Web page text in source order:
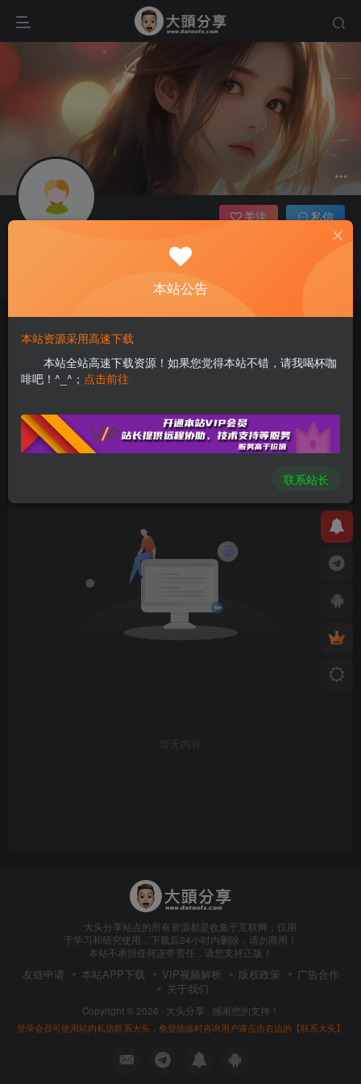
这家伙很懒，什么都没有写...
关注
私信
公告：本站服务器架设于境外，如您访问缓慢，请把本站加入您的科学上网节点，高速访问！
公告：本站独家封装BAND-IN-A-BOX 2026正式发布，会员可前往下载！
公告：本站资源需登录后下载。如果没有找到您需要的资源，请私信站长添加！
文章 0 收藏0 评论
发布 0 排序
暂无内容
大头分享站点的所有资源都是收集于互联网，仅用
于学习和研究使用，下载后24小时内删除，请勿商用！
本站不承担任何连带责任，请您支持正版！
友链申请 本站APP下载 VIP视频解析 版权政策
广告合作
关于我们
Copyright © 2026 · 大头分享 · 感谢您的支持！
登录会员可使用站内私信联系大头，免登陆临时咨询用户请点击右边的【联系大头】
本站公告
本站资源采用高速下载
本站全站高速下载资源！如果您觉得本站不错，请我喝杯咖
啡吧！^_^； 点击前往
联系站长